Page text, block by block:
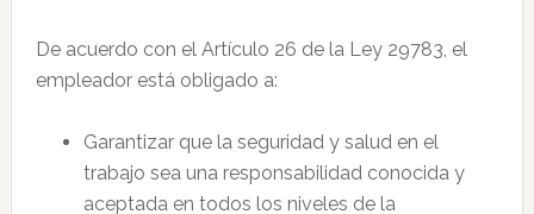
De acuerdo con el Artículo 26 de la Ley 29783, el
empleador está obligado a:
Garantizar que la seguridad y salud en el
trabajo sea una responsabilidad conocida y
aceptada en todos los niveles de la